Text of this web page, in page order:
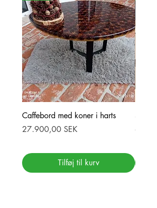
Caffebord med koner i harts
Pris
27.900,00 SEK
Tilføj til kurv
Stor
Pris